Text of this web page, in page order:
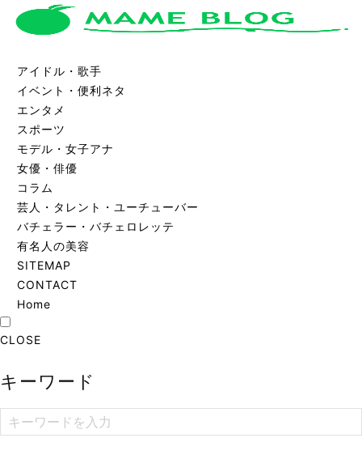
アイドル・歌手
イベント・便利ネタ
エンタメ
スポーツ
モデル・女子アナ
女優・俳優
コラム
芸人・タレント・ユーチューバー
バチェラー・バチェロレッテ
有名人の美容
SITEMAP
CONTACT
Home
CLOSE
キーワード